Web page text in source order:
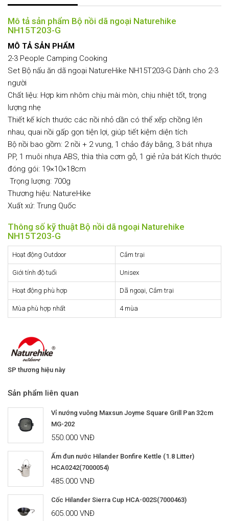
Mô tả sản phẩm Bộ nồi dã ngoại Naturehike
NH15T203-G
MÔ TẢ SẢN PHẨM
2-3 People Camping Cooking
Set Bộ nấu ăn dã ngoại NatureHike NH15T203-G Dành cho 2-3
người
Chất liệu: Hợp kim nhôm chịu mài mòn, chịu nhiệt tốt, trọng
lượng nhẹ
Thiết kế kích thước các nồi nhỏ dần có thể xếp chồng lên
nhau, quai nồi gấp gọn tiện lợi, giúp tiết kiệm diện tích
Bộ nồi bao gồm: 2 nồi + 2 vung, 1 chảo đáy bằng, 3 bát nhựa
PP, 1 muôi nhựa ABS, thìa thìa cơm gỗ, 1 giẻ rửa bát Kích thước
đóng gói: 19×10×18cm
Trọng lượng: 700g
Thương hiệu: NatureHike
Xuất xứ: Trung Quốc
Thông số kỹ thuật Bộ nồi dã ngoại Naturehike
NH15T203-G
Hoạt động Outdoor Cắm trại
Giới tính độ tuổi Unisex
Hoạt động phù hợp Dã ngoại, Cắm trại
Mùa phù hợp nhất 4 mùa
SP thương hiệu này
Sản phẩm liên quan
Vỉ nướng vuông Maxsun Joyme Square Grill Pan 32cm
MG-202
550.000 VNĐ
Ấm đun nước Hilander Bonfire Kettle (1.8 Litter)
HCA0242(7000054)
485.000 VNĐ
Cốc Hilander Sierra Cup HCA-002S(7000463)
605.000 VNĐ